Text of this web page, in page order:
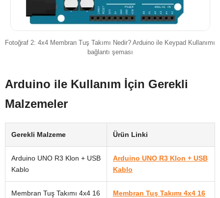
Fotoğraf 2: 4x4 Membran Tuş Takımı Nedir? Arduino ile Keypad Kullanımı
bağlantı şeması
Arduino ile Kullanım İçin Gerekli
Malzemeler
Gerekli Malzeme Ürün Linki
Arduino UNO R3 Klon + USB
Kablo
Arduino UNO R3 Klon + USB
Kablo
Membran Tuş Takımı 4x4 16
Membran Tuş Takımı 4x4 16